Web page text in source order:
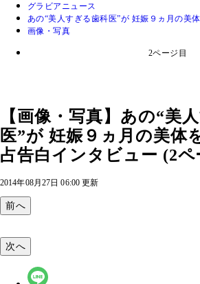
グラビアニュース
あの“美人すぎる歯科医”が 妊娠９ヵ月の美
画像・写真
2ページ目
【画像・写真】あの“美
医”が 妊娠９ヵ月の美体
占告白インタビュー (2ペ
2014年08月27日 06:00 更新
前へ
次へ